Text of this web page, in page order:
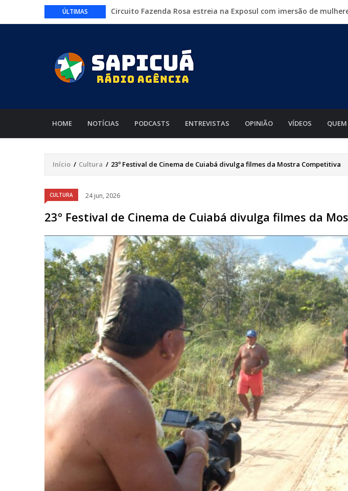
ÚLTIMAS
Circuito Fazenda Rosa estreia na Exposul com imersão de
agronegócio
nacionais
Lei torna mais rígidas punições para crimes digitais contra
CAIXA e iFood facilitam financiamento de motos e bicicletas
MAIN
NAVIGATION
HOME NOTÍCIAS PODCASTS ENTREVISTAS OPINIÃO VÍDEOS
Trilha
de
navegação
Início / Cultura / 23º Festival de Cinema de Cuiabá divulga filmes da Mostra Competitiva
CULTURA 24 jun, 2026
23º Festival de Cinema de Cuiabá divulga filmes da